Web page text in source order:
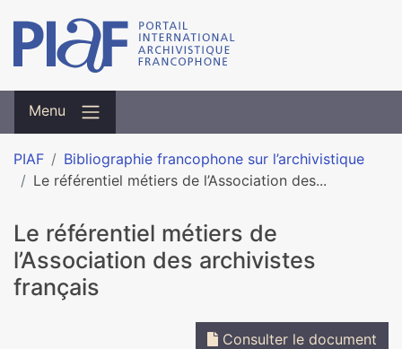
Menu
PIAF
Bibliographie francophone sur l’archivistique
Le référentiel métiers de l’Association des...
Le référentiel métiers de
l’Association des archivistes
français
Consulter le document